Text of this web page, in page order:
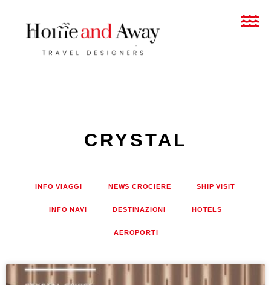
CRYSTAL
INFO VIAGGI NEWS CROCIERE SHIP VISIT
INFO NAVI DESTINAZIONI HOTELS
AEROPORTI